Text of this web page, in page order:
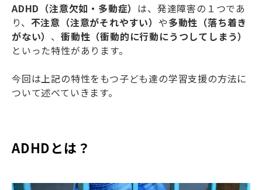
ADHD（注意欠如・多動症） は、発達障害の１つであ
り、 不注意（注意がそれやすい）や多動性（落ち着き
がない） 、衝動性（衝動的に行動にうつしてしまう）
といった特性があります。
今回は上記の特性をもつ子ども達の学習支援の方法に
ついて述べていきます。
ADHDとは？